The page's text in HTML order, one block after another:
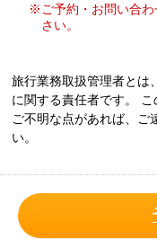
※ご予約・お問い合わ
さい。
旅行業務取扱管理者とは
に関する責任者です。
ご不明な点があれば、ご
い。